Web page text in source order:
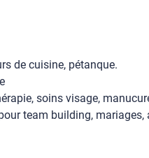
de cuisine, pétanque.
soins visage,
team building, mariages,